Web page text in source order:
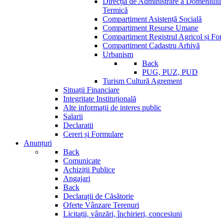
Termică
Compartiment Asistență Socială
Compartiment Resurse Umane
Compartiment Registrul Agricol și
Compartiment Cadastru Arhivă
Urbanism
Back
PUG, PUZ, PUD
Turism Cultură Agrement
Situații Financiare
Integritate Instituțională
Alte informații de interes public
Salarii
Declaratii
Cereri și Formulare
Anunțuri
Back
Comunicate
Achiziții Publice
Angajari
Back
Declarații de Căsătorie
Oferte Vânzare Terenuri
Licitații, vânzări, închirieri, concesiuni